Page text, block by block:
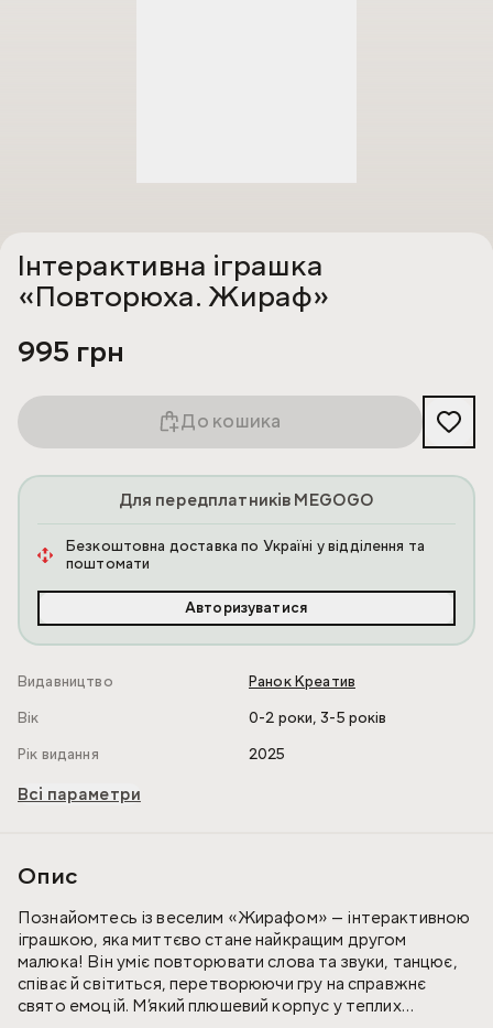
Інтерактивна іграшка
«Повторюха. Жираф»
995 грн
До кошика
Для передплатників MEGOGO
Безкоштовна доставка по Україні у відділення та
поштомати
Авторизуватися
Видавництво
Ранок Креатив
Вік
0-2 роки,3-5 років
Рік видання
2025
Всі параметри
Опис
Познайомтесь із веселим «Жирафом» — інтерактивною
іграшкою, яка миттєво стане найкращим другом
малюка! Він уміє повторювати слова та звуки, танцює,
співає й світиться, перетворюючи гру на справжнє
свято емоцій. М’який плюшевий корпус у теплих